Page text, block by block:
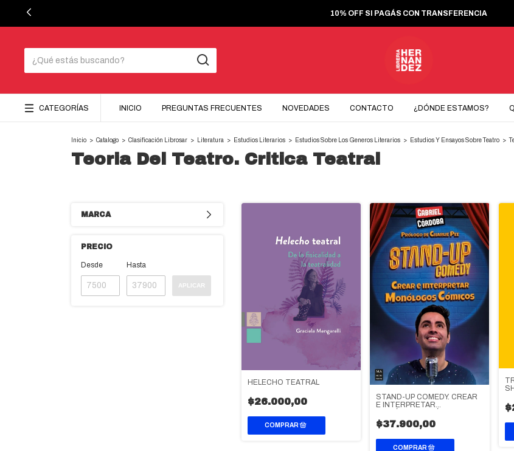
10% OFF SI PAGÁS CON TRANSFERENCIA
CATEGORÍAS INICIO PREGUNTAS FRECUENTES NOVEDADES CONTACTO ¿DÓNDE ESTAMOS?
Inicio > Catalogo > Clasificación Librosar > Literatura > Estudios Literarios > Estudios Sobre Los Generos Literarios > Estudios Y Ensayos Sobre Teatro >
Teoria Del Teatro. Critica Teatral
MARCA
PRECIO
Desde Hasta
APLICAR
HELECHO TEATRAL
$26.000,00
STAND-UP COMEDY. CREAR
E INTERPRETAR
$37.900,00